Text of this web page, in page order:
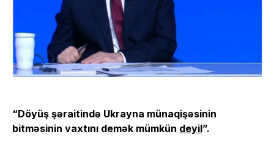
“Döyüş şəraitində Ukrayna münaqişəsinin
bitməsinin vaxtını demək mümkün deyil”.